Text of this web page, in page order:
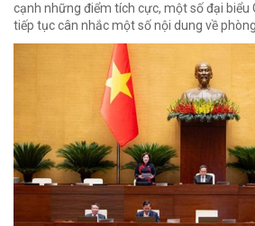
cạnh những điểm tích cực, một số đại biểu
tiếp tục cân nhắc một số nội dung về